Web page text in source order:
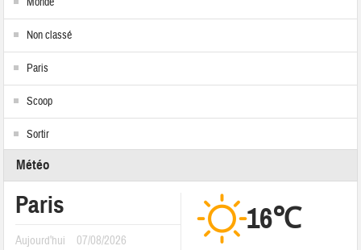
Non classé
Paris
Scoop
Sortir
Météo
Paris
Aujourd'hui 07/08/2026
16℃